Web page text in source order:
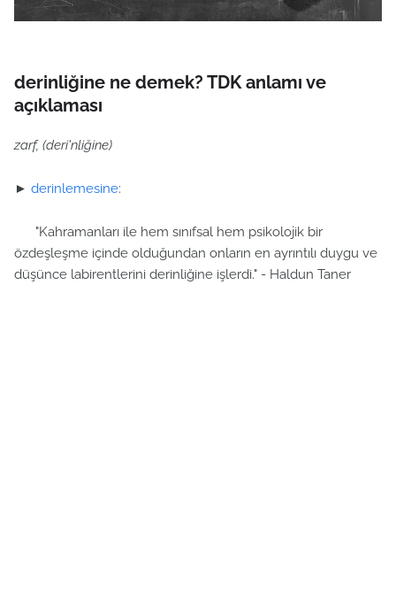
derinliğine ne demek? TDK anlamı ve
açıklaması
zarf, (deri'nliğine)
► derinlemesine:
"Kahramanları ile hem sınıfsal hem psikolojik bir
özdeşleşme içinde olduğundan onların en ayrıntılı duygu ve
düşünce labirentlerini derinliğine işlerdi." - Haldun Taner